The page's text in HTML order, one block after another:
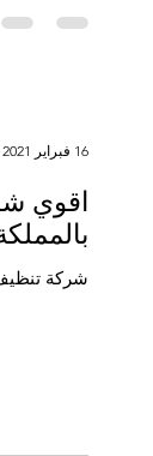
اقوي
شركة تنظيف
16 فبراير 2021